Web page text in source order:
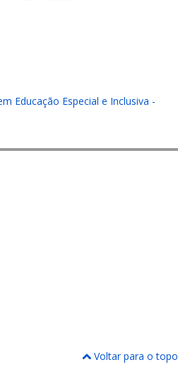
Educação Especial e Inclusiva -
Voltar para o topo